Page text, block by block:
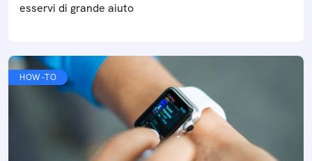
esservi di grande aiuto
HOW-TO